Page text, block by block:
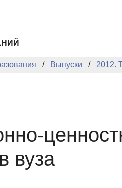
Выпуски 2012.
вуза